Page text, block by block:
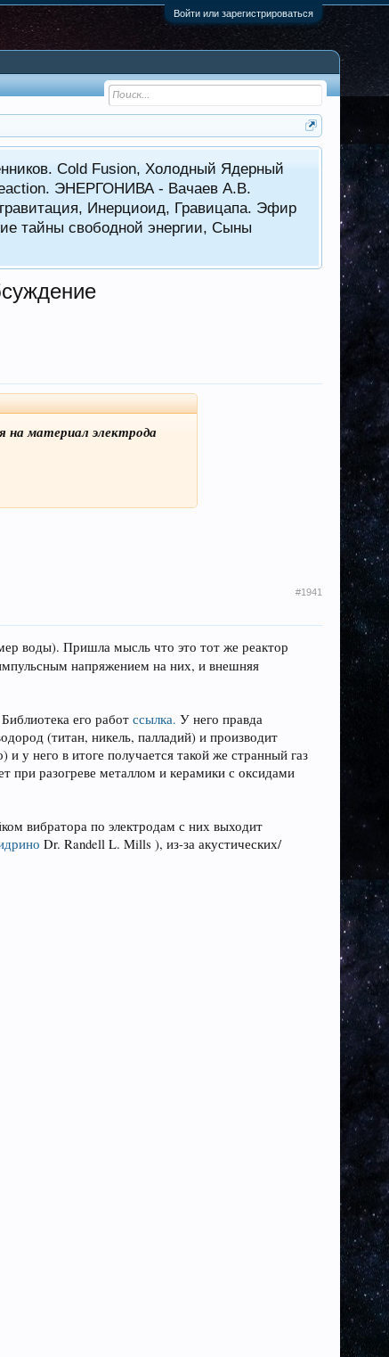
Войти или зарегистрироваться
Cold Fusion, Холодный Ядерный
ЭНЕРГОНИВА - Вачаев А.В.
Инерциоид, Гравицапа. Эфир
тайны свободной энергии, Сыны
на материал электрода
#1941
воды). Пришла мысль что это тот же реактор
напряжением на них, и внешняя
его работ ссылка. У него правда
(титан, никель, палладий) и производит
и у него в итоге получается такой же странный газ
при разогреве металлом и керамики с оксидами
вибратора по электродам с них выходит
Dr. Randell L. Mills ), из-за акустических/